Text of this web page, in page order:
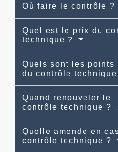
Où faire le contrôle ?
Quel est le prix du
technique ?
Quels sont les points
du contrôle technique
Quand renouveler le
contrôle technique ?
Quelle amende en
contrôle technique ?